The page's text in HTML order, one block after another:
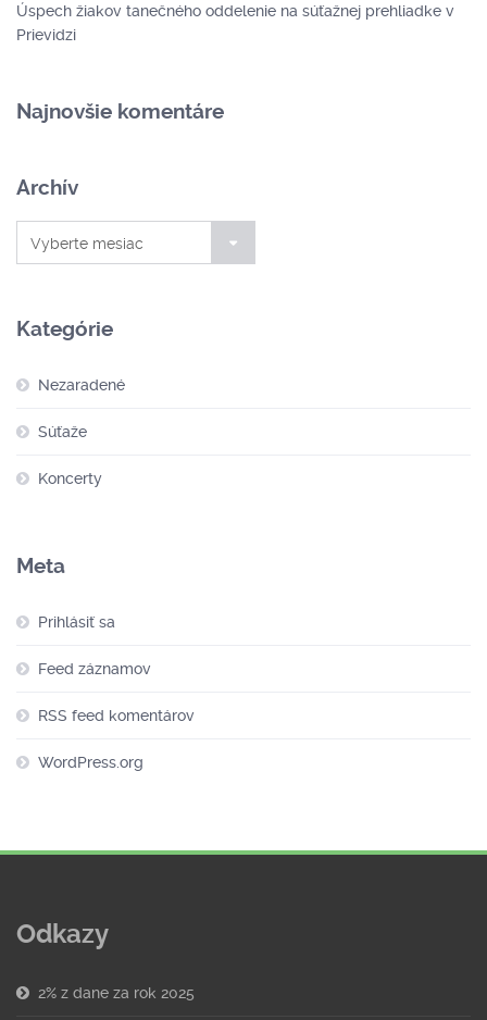
Úspech žiakov tanečného oddelenie na súťažnej prehliadke v
Prievidzi
Najnovšie komentáre
Archív
Vyberte mesiac
Kategórie
Nezaradené
Súťaže
Koncerty
Meta
Prihlásiť sa
Feed záznamov
RSS feed komentárov
WordPress.org
Odkazy
2% z dane za rok 2025